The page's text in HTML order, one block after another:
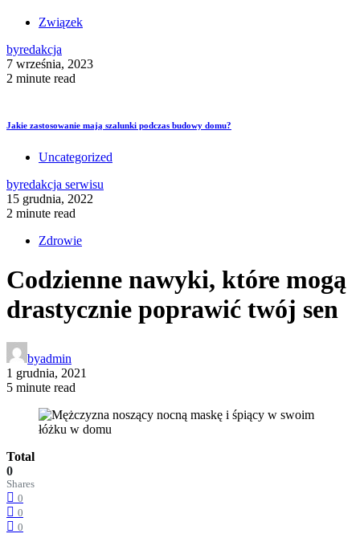
Związek
byredakcja
7 września, 2023
2 minute read
Jakie zastosowanie mają szalunki podczas budowy domu?
Uncategorized
byredakcja serwisu
15 grudnia, 2022
2 minute read
Zdrowie
Codzienne nawyki, które mogą
drastycznie poprawić twój sen
byadmin
1 grudnia, 2021
5 minute read
Total
0
Shares
0
0
0